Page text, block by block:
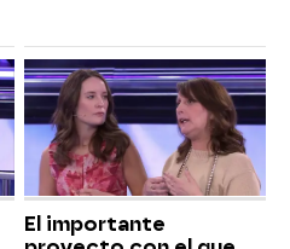
El importante